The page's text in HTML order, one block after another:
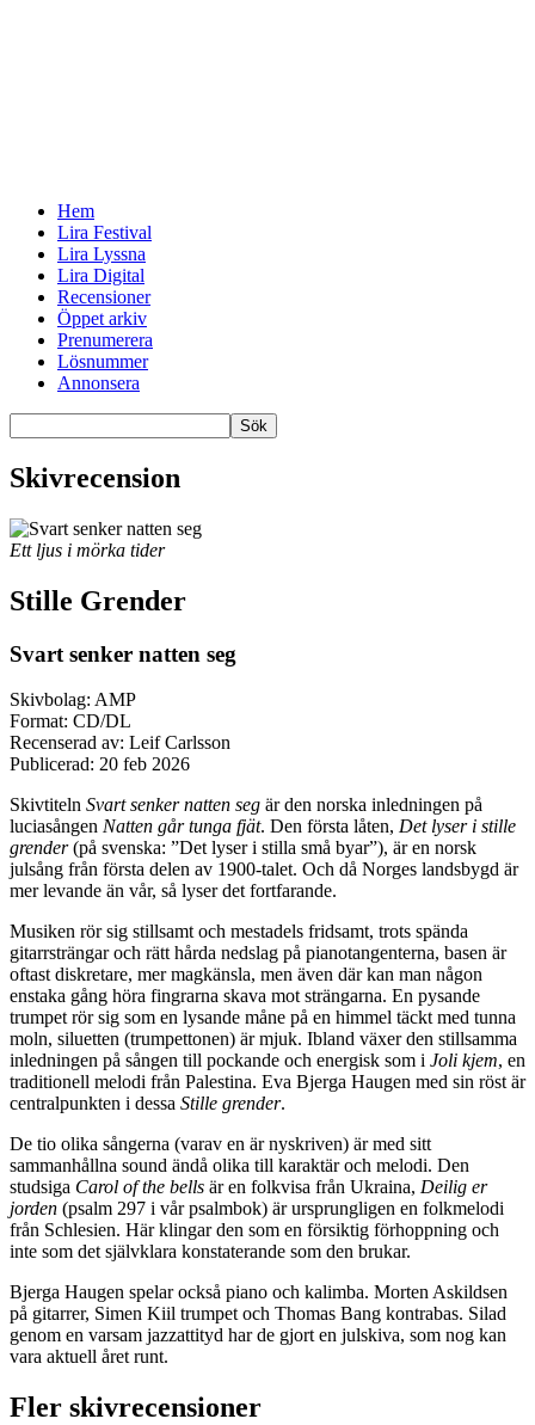
Hem
Lira Festival
Lira Lyssna
Lira Digital
Recensioner
Öppet arkiv
Prenumerera
Lösnummer
Annonsera
Skivrecension
Ett ljus i mörka tider
Stille Grender
Svart senker natten seg
Skivbolag: AMP
Format: CD/DL
Recenserad av: Leif Carlsson
Publicerad: 20 feb 2026
Skivtiteln Svart senker natten seg är den norska inledningen på
luciasången Natten går tunga fjät. Den första låten, Det lyser i stille
grender(på svenska: ”Det lyser i stilla små byar”), är en norsk
julsång från första delen av 1900-talet. Och då Norges landsbygd är
mer levande än vår, så lyser det fortfarande.
Musiken rör sig stillsamt och mestadels fridsamt, trots spända
gitarrsträngar och rätt hårda nedslag på pianotangenterna, basen är
oftast diskretare, mer magkänsla, men även där kan man någon
enstaka gång höra fingrarna skava mot strängarna. En pysande
trumpet rör sig som en lysande måne på en himmel täckt med tunna
moln, siluetten (trumpettonen) är mjuk. Ibland växer den stillsamma
inledningen på sången till pockande och energisk som i Joli kjem, en
traditionell melodi från Palestina. Eva Bjerga Haugen med sin röst är
centralpunkten i dessa Stille grender.
De tio olika sångerna (varav en är nyskriven) är med sitt
sammanhållna sound ändå olika till karaktär och melodi. Den
studsiga Carol of the bells är en folkvisa från Ukraina, Deilig er
jorden (psalm 297 i vår psalmbok) är ursprungligen en folkmelodi
från Schlesien. Här klingar den som en försiktig förhoppning och
inte som det självklara konstaterande som den brukar.
Bjerga Haugen spelar också piano och kalimba. Morten Askildsen
på gitarrer, Simen Kiil trumpet och Thomas Bang kontrabas. Silad
genom en varsam jazzattityd har de gjort en julskiva, som nog kan
vara aktuell året runt.
Fler skivrecensioner